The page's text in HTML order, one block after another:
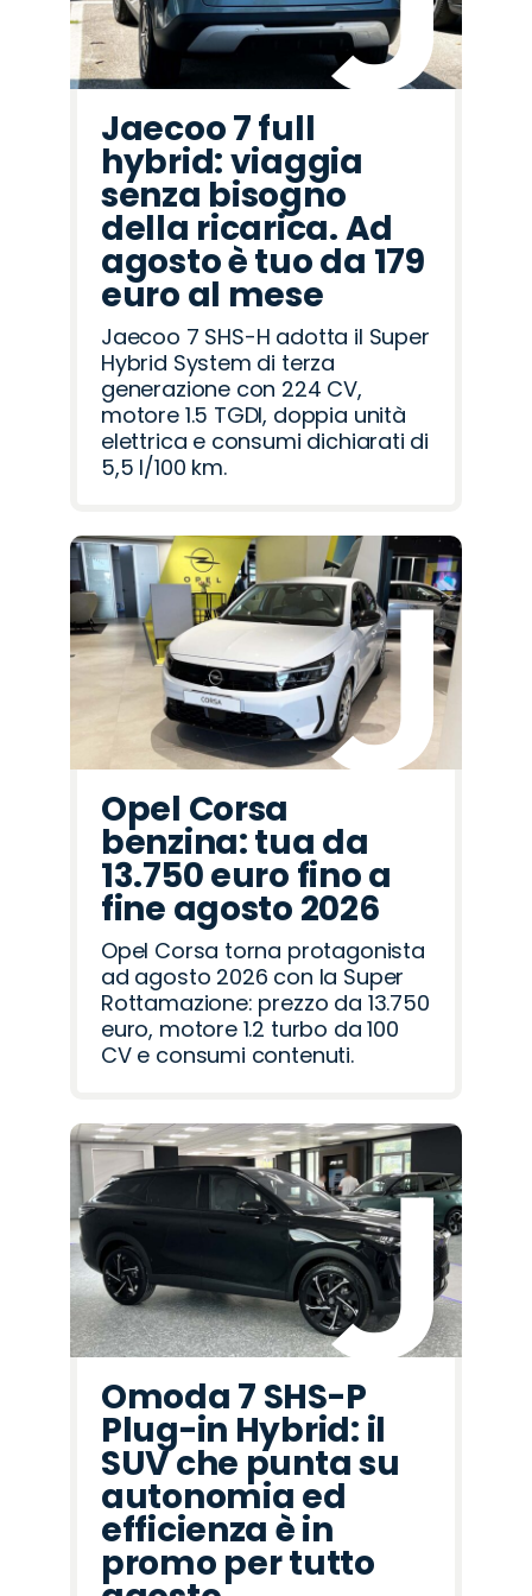
Jaecoo 7 full
hybrid: viaggia
senza bisogno
della ricarica. Ad
agosto è tuo da 179
euro al mese
Jaecoo 7 SHS-H adotta il Super
Hybrid System di terza
generazione con 224 CV,
motore 1.5 TGDI, doppia unità
elettrica e consumi dichiarati di
5,5 l/100 km.
Opel Corsa
benzina: tua da
13.750 euro fino a
fine agosto 2026
Opel Corsa torna protagonista
ad agosto 2026 con la Super
Rottamazione: prezzo da 13.750
euro, motore 1.2 turbo da 100
CV e consumi contenuti.
Omoda 7 SHS-P
Plug-in Hybrid: il
SUV che punta su
autonomia ed
efficienza è in
promo per tutto